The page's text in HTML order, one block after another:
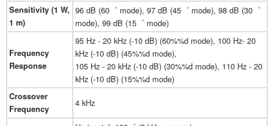
Sensitivity (1 W,
1 m)
96 dB (60゜ mode), 97 dB (45゜ mode), 98 dB (30゜
mode), 99 dB (15゜ mode)
Frequency
Response
95 Hz - 20 kHz (-10 dB) (60%%d mode), 100 Hz- 20
kHz (-10 dB) (45%%d mode),
105 Hz - 20 kHz (-10 dB) (30%%d mode), 110 Hz - 20
kHz (-10 dB) (15%%d mode)
Crossover
Frequency
4 kHz